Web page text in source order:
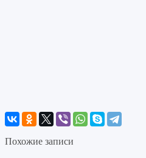
Похожие записи